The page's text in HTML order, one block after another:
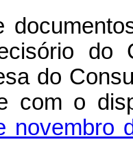
do
do
com o
novembro